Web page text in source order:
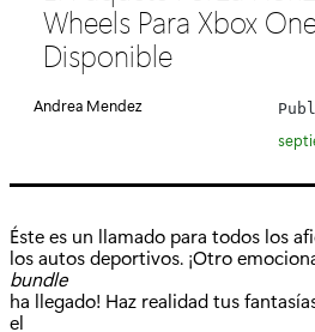
e
g
a
Wheels Para Xbox
Disponible
Andrea Mendez
Éste es un llamado para todos los
los autos deportivos. ¡Otro
bundle
ha llegado! Haz realidad tus
el